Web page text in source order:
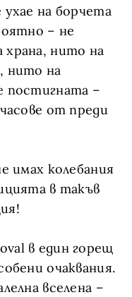
на борчета
– не
нито на
нито на
постигната –
от преди
имах колебания
в такъв
в един горещ
очаквания.
вселена –